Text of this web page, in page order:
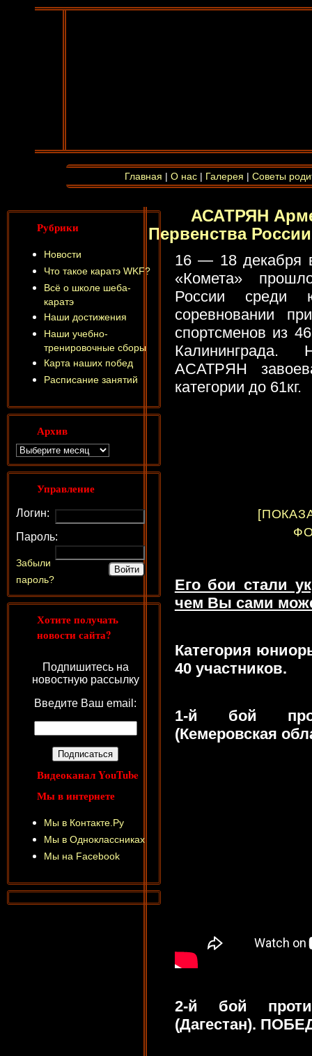
Главная | О нас | Галерея | Советы
АСАТРЯН
Первенства
16 — 18 декабря
«Комета»
России среди
соревновании
спортсменов из
АСАТРЯН
категории до 61кг.
Его бои стали
чем Вы сами
Категория
40 участников.
1-й бой
(Кемеровская
2-й бой
(Дагестан).
Рубрики
Новости
Что такое каратэ WKF?
Всё о школе шеба-
каратэ
Наши достижения
Наши учебно-
тренировочные сборы
Карта наших побед
Расписание занятий
Архив
Управление
Логин:
Пароль:
Забыли
пароль?
Хотите получать
новости сайта?
Подпишитесь на
новостную рассылку
Введите Ваш email:
Видеоканал YouTube
Мы в интернете
Мы в Контакте.Ру
Мы в Одноклассниках
Мы на Facebook